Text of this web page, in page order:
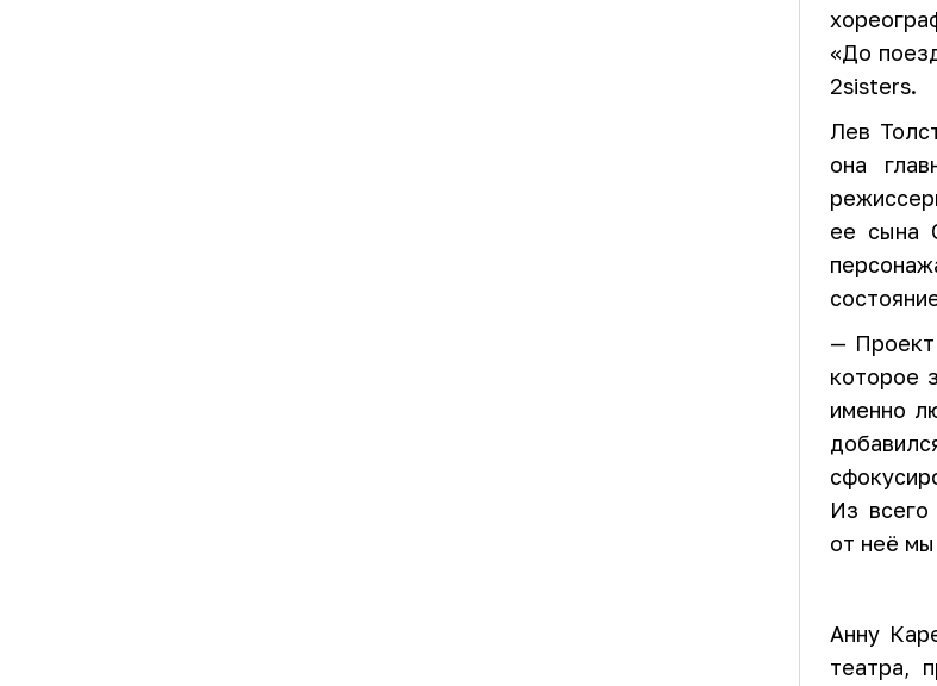
«До
2sisters.
Лев
она
ее сына
— Проект
которое
именно
Из
от неё
Анну
театра,